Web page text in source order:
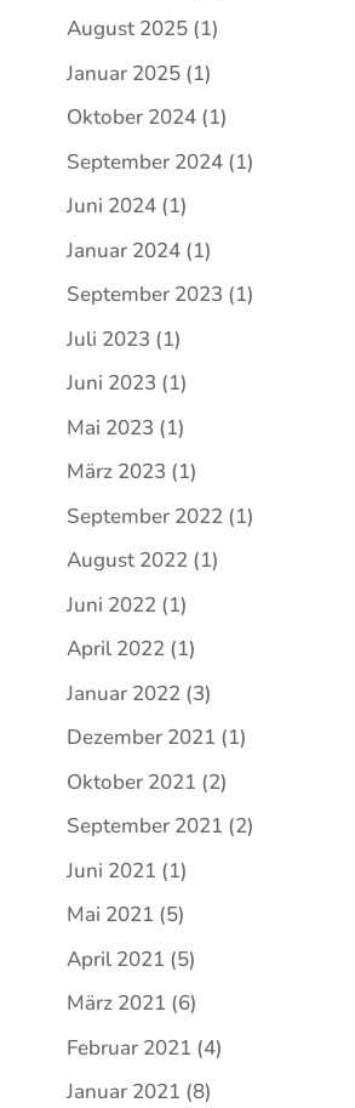
August 2025(1)
Januar 2025(1)
Oktober 2024(1)
September 2024(1)
Juni 2024(1)
Januar 2024(1)
September 2023 (1)
Juli 2023 (1)
Juni 2023 (1)
Mai 2023 (1)
März 2023 (1)
September 2022(1)
August 2022(1)
Juni 2022(1)
April 2022(1)
Januar 2022(3)
Dezember 2021 (1)
Oktober 2021 (2)
September 2021 (2)
Juni 2021 (1)
Mai 2021 (5)
April 2021 (5)
März 2021 (6)
Februar 2021 (4)
Januar 2021 (8)